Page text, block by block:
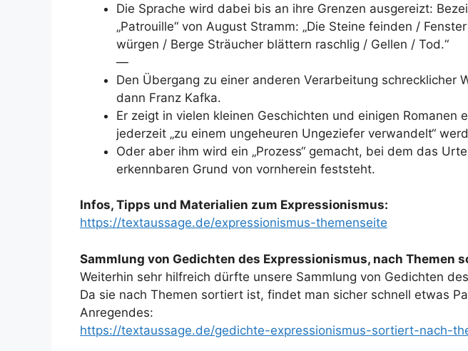
Die Sprache wird dabei bis an ihre Grenzen ausgereizt:
„Patrouille“ von August Stramm: „Die Steine feinden /
würgen / Berge Sträucher blättern raschlig / Gellen / Tod.“
—
Den Übergang zu einer anderen Verarbeitung schrecklicher
dann Franz Kafka.
Er zeigt in vielen kleinen Geschichten und einigen Romanen
jederzeit „zu einem ungeheuren Ungeziefer verwandelt“
Oder aber ihm wird ein „Prozess“ gemacht, bei dem das
erkennbaren Grund von vornherein feststeht.
Infos, Tipps und Materialien zum Expressionismus:
https://textaussage.de/expressionismus-themenseite
Sammlung von Gedichten des Expressionismus, nach Themen
Weiterhin sehr hilfreich dürfte unsere Sammlung von Gedichten
Da sie nach Themen sortiert ist, findet man sicher schnell etwas
Anregendes:
https://textaussage.de/gedichte-expressionismus-sortiert-nach-